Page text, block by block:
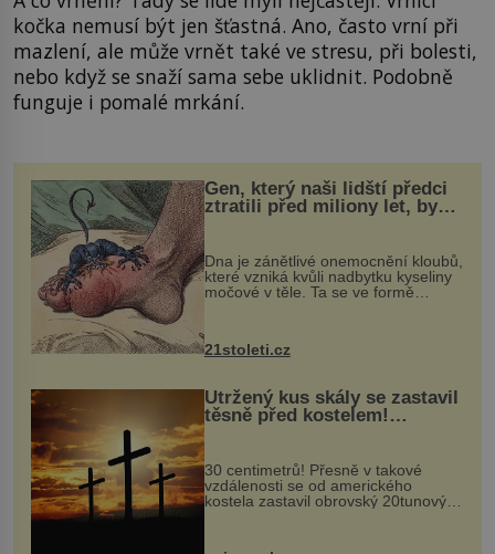
kočka nemusí být jen šťastná. Ano, často vrní při
mazlení, ale může vrnět také ve stresu, při bolesti,
nebo když se snaží sama sebe uklidnit. Podobně
funguje i pomalé mrkání.
Gen, který naši lidští předci
ztratili před miliony let, by
mohl pomoci s léčbou
„nemoci králů“
Dna je zánětlivé onemocnění kloubů,
které vzniká kvůli nadbytku kyseliny
močové v těle. Ta se ve formě
nohou, a způsobuje bole...
21stoleti.cz
Utržený kus skály se zastavil
těsně před kostelem!
Ochránila ho boží síla?
30 centimetrů! Přesně v takové
vzdálenosti se od amerického
kostela zastavil obrovský 20tunový